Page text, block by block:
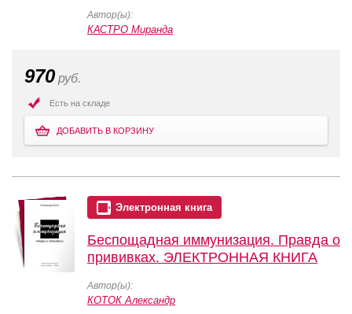
Автор(ы):
КАСТРО Миранда
970 руб.
Есть на складе
ДОБАВИТЬ В КОРЗИНУ
Электронная книга
Беспощадная иммунизация. Правда о
прививках. ЭЛЕКТРОННАЯ КНИГА
Автор(ы):
КОТОК Александр